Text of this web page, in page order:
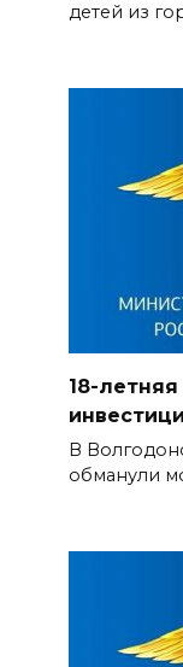
детей из
18-
В
обманули